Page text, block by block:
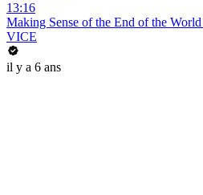
13:16
Making Sense of the End of the
VICE
il y a 6 ans